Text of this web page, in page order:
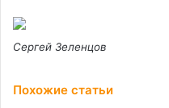
Сергей Зеленцов
Похожие статьи